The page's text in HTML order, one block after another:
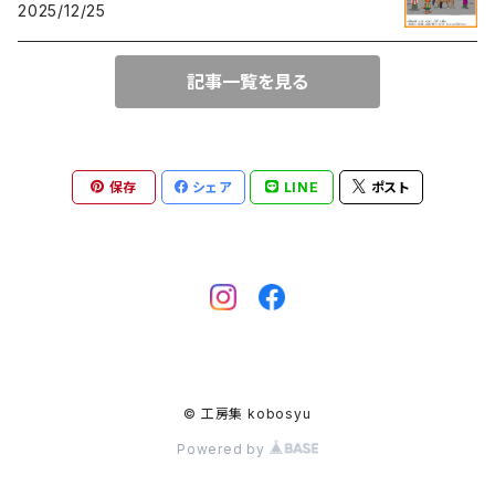
2025/12/25
記事一覧を見る
保存 シェア LINE ポスト
© 工房集 kobosyu
Powered by